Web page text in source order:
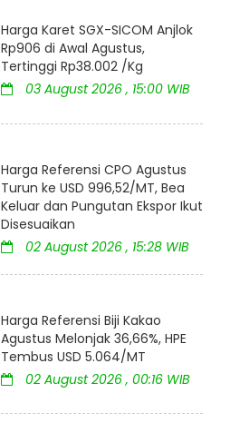
Harga Karet SGX-SICOM Anjlok
Rp906 di Awal Agustus,
Tertinggi Rp38.002 /Kg
03 August 2026 , 15:00 WIB
Harga Referensi CPO Agustus
Turun ke USD 996,52/MT, Bea
Keluar dan Pungutan Ekspor Ikut
Disesuaikan
02 August 2026 , 15:28 WIB
Harga Referensi Biji Kakao
Agustus Melonjak 36,66%, HPE
Tembus USD 5.064/MT
02 August 2026 , 00:16 WIB